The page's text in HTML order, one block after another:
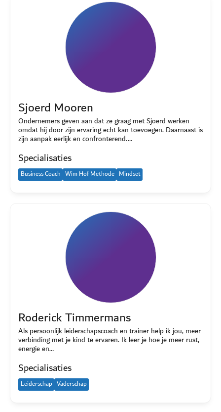
Sjoerd Mooren
Ondernemers geven aan dat ze graag met Sjoerd werken
omdat hij door zijn ervaring echt kan toevoegen. Daarnaast is
zijn aanpak eerlijk en confronterend.…
Specialisaties
Business Coach Wim Hof Methode Mindset
Roderick Timmermans
Als persoonlijk leiderschapscoach en trainer help ik jou, meer
verbinding met je kind te ervaren. Ik leer je hoe je meer rust,
energie en…
Specialisaties
Leiderschap Vaderschap